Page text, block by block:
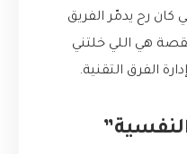
كان رح يدمّر الفريق
هي اللي خلتني
الفرق التقنية.